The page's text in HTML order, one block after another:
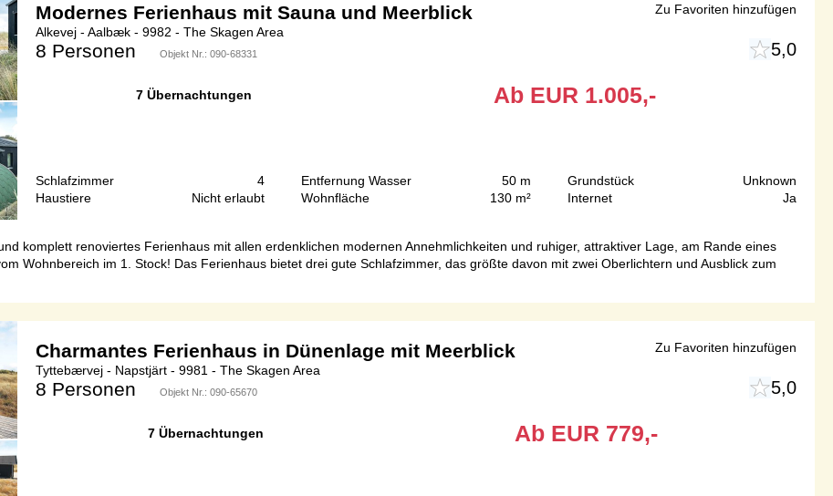
Modernes Ferienhaus mit Sauna und Meerblick
Alkevej - Aalbæk - 9982 - The Skagen Area
8 Personen Objekt Nr.: 090-68331 5,0
7 Übernachtungen Ab EUR 1.005,-
Schlafzimmer
4
Haustiere
Nicht erlaubt
Entfernung Wasser
50 m
Wohnfläche
130 m²
Grundstück
Unknown
Internet
Ja
komplett renoviertes Ferienhaus mit allen erdenklichen modernen Annehmlichkeiten und ruhiger, attraktiver Lage, am Rande eines
Wohnbereich im 1. Stock! Das Ferienhaus bietet drei gute Schlafzimmer, das größte davon mit zwei Oberlichtern und Ausblick zum
Zu Favoriten hinzufügen
Charmantes Ferienhaus in Dünenlage mit Meerblick
Tyttebærvej - Napstjärt - 9981 - The Skagen Area
8 Personen Objekt Nr.: 090-65670 5,0
7 Übernachtungen Ab EUR 779,-
Zu Favoriten hinzufügen